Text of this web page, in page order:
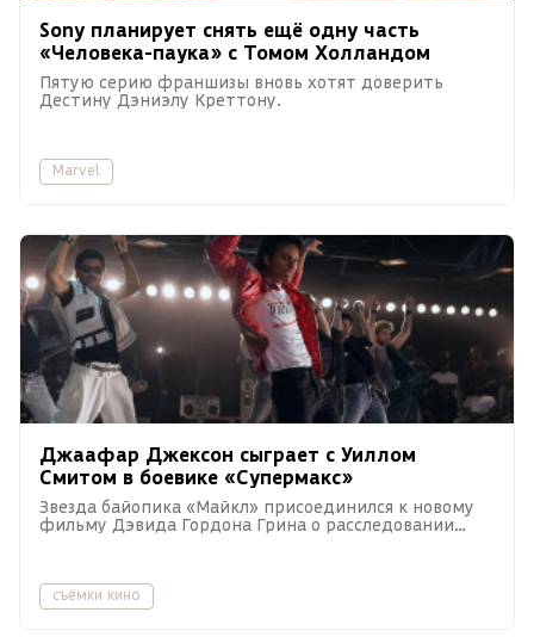
Sony планирует снять ещё одну часть
«Человека-паука» с Томом Холландом
Пятую серию франшизы вновь хотят доверить
Дестину Дэниэлу Креттону.
Marvel
Джаафар Джексон сыграет с Уиллом
Смитом в боевике «Супермакс»
Звезда байопика «Майкл» присоединился к новому
фильму Дэвида Гордона Грина о расследовании
съёмки кино